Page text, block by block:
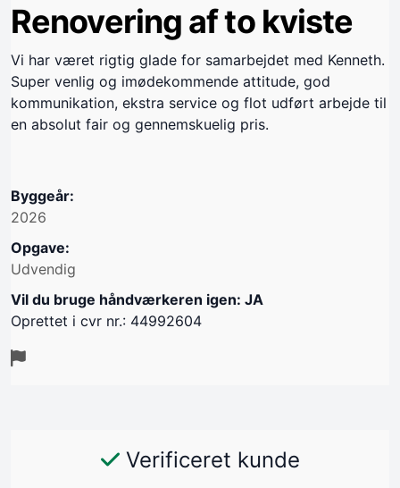
Renovering af to kviste
Vi har været rigtig glade for samarbejdet med Kenneth.
Super venlig og imødekommende attitude, god
kommunikation, ekstra service og flot udført arbejde til
en absolut fair og gennemskuelig pris.
Byggeår:
2026
Opgave:
Udvendig
Vil du bruge håndværkeren igen: JA
Oprettet i cvr nr.: 44992604
Verificeret kunde